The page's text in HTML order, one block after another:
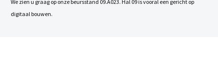
We zien u graag op onze beursstand 09.A023. Hal 09 is vooral een gericht op
digitaal bouwen.